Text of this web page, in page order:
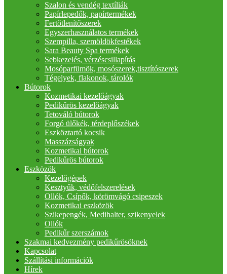
Szalon és vendég textíliák
Papírlepedők, papírtermékek
Fertőtlenítőszerek
Egyszerhasználatos termékek
Szempilla, szemöldökfestékek
Sara Beauty Spa termékek
Sebkezelés, vérzéscsillapítás
Mosóparfümök, mosószerek,tisztítószerek
Tégelyek, flakonok, tárolók
Bútorok
Kozmetikai kezelőágyak
Pedikűrös kezelőágyak
Tetováló bútorok
Forgó ülőkék, térdeplőszékek
Eszköztartó kocsik
Masszázságyak
Kozmetikai bútorok
Pedikűrös bútorok
Eszközök
Kezelőgépek
Kesztyűk, védőfelszerelések
Ollók, Csípők, körömvágó csipeszek
Kozmetikai eszközök
Szikepengék, Medihalter, szikenyelek
Ollók
Pedikűr szerszámok
Szakmai kedvezmény pedikűrösöknek
Kapcsolat
Szállítási információk
Hírek